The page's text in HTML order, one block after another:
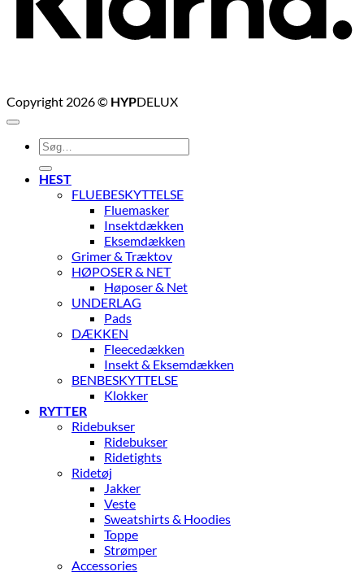
Copyright 2026 © HYPDELUX
Søg
efter:
HEST
FLUEBESKYTTELSE
Fluemasker
Insektdækken
Eksemdækken
Grimer & Træktov
HØPOSER & NET
Høposer & Net
UNDERLAG
Pads
DÆKKEN
Fleecedækken
Insekt & Eksemdækken
BENBESKYTTELSE
Klokker
RYTTER
Ridebukser
Ridebukser
Ridetights
Ridetøj
Jakker
Veste
Sweatshirts & Hoodies
Toppe
Strømper
Accessories